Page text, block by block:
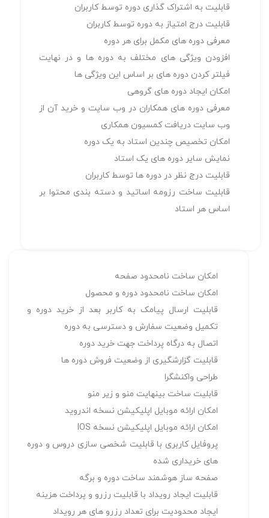
قابليت به اشتراک گذاری دوره توسط كاربران
قابليت درج امتياز به دوره توسط كاربران
معرفی دوره های مکمل برای هر دوره
افزودن ویژگی های مختلف به دوره ها و در نهایت
فیلتر کردن دوره های بر اساس این ویژگی ها
امکان ایجاد دوره های گروهی
معرفی دوره های همکاران در وب سایت و خرید آن از
وب سایت دریافت کمسیون همکاری
امکان تخصیص چندین استاد به یک دوره
نمایش سایر دوره های یک استاد
قابليت درج نظر در دوره ها توسط كاربران
قابليت ساخت رزومه اساتيد و دسته بندی محتوا بر
اساس هر استاد
امكان ساخت نامحدود صفحه
امكان ساخت نامحدود دوره و محصول
قابليت ارسال پيامک به كاربر بعد از خريد دوره و
تكميل وضعيت سفارش و دسترسی به دوره
اتصال به درگاه پرداخت جهت خريد دوره
قابليت گزارش­گيری از وضعيت فروش دوره ها
طراحی واكنش­گرا
قابليت ساخت بينهايت منو و زير منو
امكان ارائه موبايل اپليكيشن نسخه اندرويد
امكان ارائه موبايل اپليكيشن نسخه IOS
پروفايل كاربری با قابليت شخصی سازی دروس و دوره
های خريداری شده
صفحه ساز هوشمند ساخت دوره و برگه
قابليت ايجاد رويداد با قابليت رزرو و پرداخت هزينه
ایجاد محدودیت برای تعداد رزرو های هر رویداد